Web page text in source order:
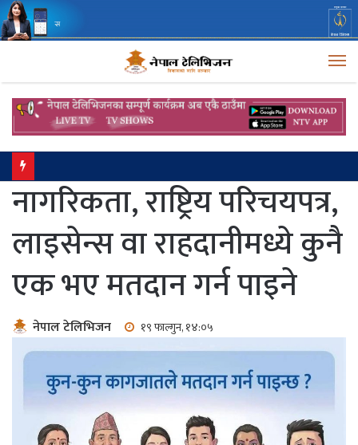
नागरिकता, राष्ट्रिय परिचयपत्र,
लाइसेन्स वा राहदानीमध्ये कुनै
एक भए मतदान गर्न पाइने
नेपाल टेलिभिजन १९ फाल्गुन, १४:०५